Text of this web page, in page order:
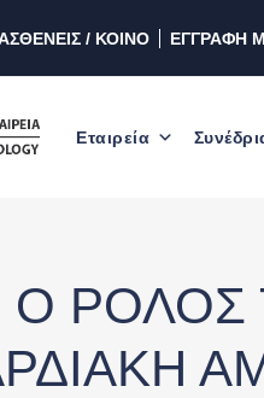
/ ΚΟΙΝΟ ΕΓΓΡΑΦΗ
Εταιρεία
Ο